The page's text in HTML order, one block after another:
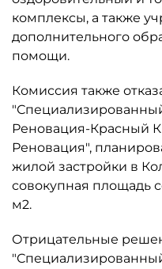
комплексы, а также
дополнительного
помощи.
Комиссия также
Реновация-Красный
Реновация",
жилой застройки в
совокупная площадь
м2.
Отрицательные